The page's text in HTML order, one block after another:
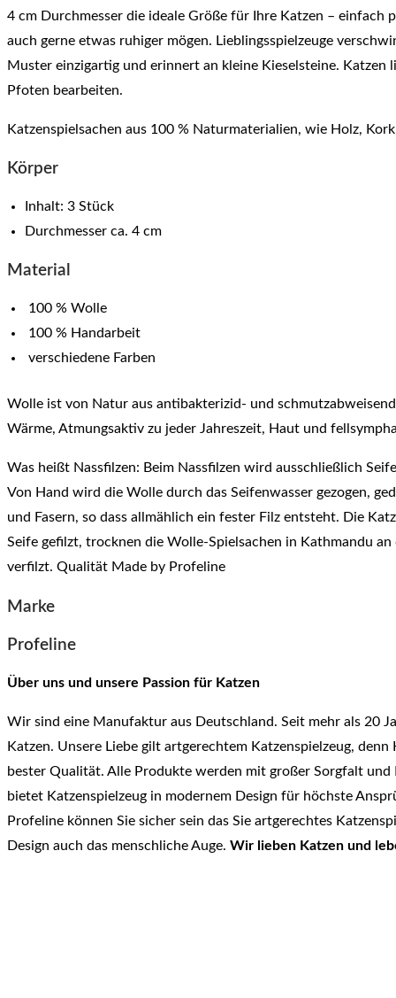
4 cm Durchmesser die ideale Größe für Ihre Katzen – einfach
auch gerne etwas ruhiger mögen. Lieblingsspielzeuge
Muster einzigartig und erinnert an kleine Kieselsteine.
Pfoten bearbeiten.
Katzenspielsachen aus 100 % Naturmaterialien, wie Holz,
Körper
Inhalt: 3 Stück
Durchmesser ca. 4 cm
Material
100 % Wolle
100 % Handarbeit
verschiedene Farben
Wolle ist von Natur aus antibakterizid- und
Wärme, Atmungsaktiv zu jeder Jahreszeit, Haut und
Was heißt Nassfilzen: Beim Nassfilzen wird ausschließlich
Von Hand wird die Wolle durch das Seifenwasser gezogen,
und Fasern, so dass allmählich ein fester Filz entsteht. Die
Seife gefilzt, trocknen die Wolle-Spielsachen in Kathmandu
verfilzt. Qualität Made by Profeline
Marke
Profeline
Über uns und unsere Passion für Katzen
Wir sind eine Manufaktur aus Deutschland. Seit mehr als 20
Katzen. Unsere Liebe gilt artgerechtem Katzenspielzeug,
bester Qualität. Alle Produkte werden mit großer Sorgfalt
bietet Katzenspielzeug in modernem Design für höchste
Profeline können Sie sicher sein das Sie artgerechtes
Design auch das menschliche Auge. Wir lieben Katzen und